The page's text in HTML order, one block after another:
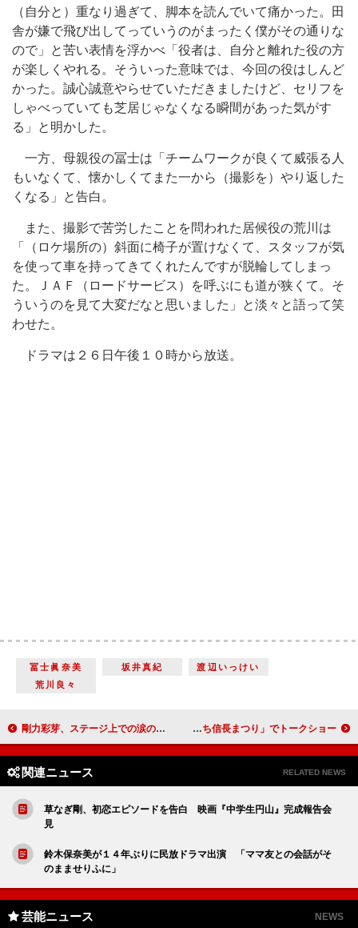
（自分と）重なり過ぎて、脚本を読んでいて痛かった。田
舎が嫌で飛び出してっていうのがまったく僕がその通りな
ので」と苦い表情を浮かべ「役者は、自分と離れた役の方
が楽しくやれる。そういった意味では、今回の役はしんど
かった。誠心誠意やらせていただきましたけど、セリフを
しゃべっていても芝居じゃなくなる瞬間があった気がす
る」と明かした。
一方、母親役の冨士は「チームワークが良くて威張る人
もいなくて、懐かしくてまた一から（撮影を）やり返した
くなる」と告白。
また、撮影で苦労したことを問われた居候役の荒川は
「（ロケ場所の）斜面に椅子が置けなくて、スタッフが気
を使って車を持ってきてくれたんですが脱輪してしまっ
た。ＪＡＦ（ロードサービス）を呼ぶにも道が狭くて。そ
ういうのを見て大変だなと思いました」と淡々と語って笑
わせた。
ドラマは２６日午後１０時から放送。
冨士眞奈美 坂井真紀
渡辺いっけい
荒川良々
剛力彩芽、ステージ上での涙の理由は 「やっと皆さんに届けられた」 要潤「滋賀が大好き。納税したいぐらい」 「あづち信長まつり」でトークショー
関連ニュース RELATED NEWS
草なぎ剛、初恋エピソードを告白 映画『中学生円山』完成報告会
見
鈴木保奈美が１４年ぶりに民放ドラマ出演 「ママ友との会話がそ
のまませりふに」
芸能ニュース NEWS